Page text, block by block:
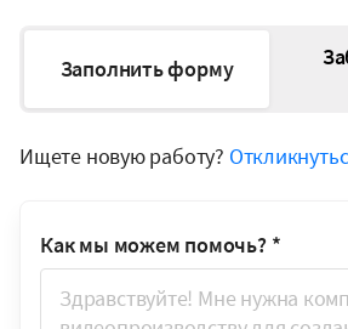
Заполнить форму
Ищете новую работу?
Как мы можем помочь? *